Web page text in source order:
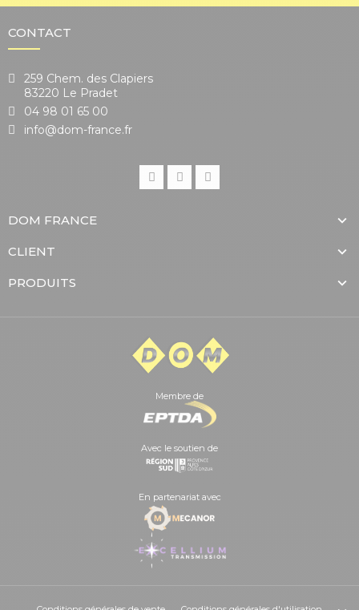
CONTACT
259 Chem. des Clapiers
83220 Le Pradet
04 98 01 65 00
info@dom-france.fr
DOM FRANCE
CLIENT
PRODUITS
Membre de
Avec le soutien de
En partenariat avec